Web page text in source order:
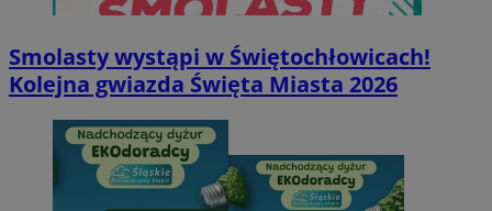
Smolasty wystąpi w Świętochłowicach!
Kolejna gwiazda Święta Miasta 2026